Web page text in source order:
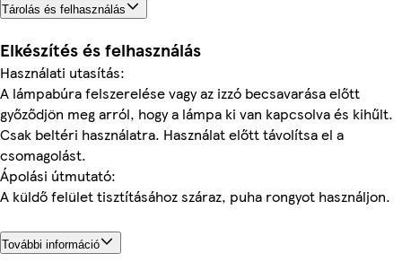
Tárolás és felhasználás
Elkészítés és felhasználás
Használati utasítás:
A lámpabúra felszerelése vagy az izzó becsavarása előtt
győződjön meg arról, hogy a lámpa ki van kapcsolva és kihűlt.
Csak beltéri használatra. Használat előtt távolítsa el a
csomagolást.
Ápolási útmutató:
A küldő felület tisztításához száraz, puha rongyot használjon.
További információ